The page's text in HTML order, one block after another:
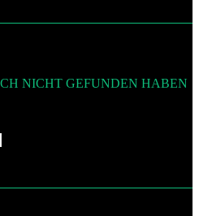
NICHT GEFUNDEN HABEN